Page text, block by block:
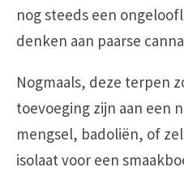
nog steeds een
denken aan paarse
Nogmaals, deze terpen
toevoeging zijn aan een
mengsel, badoliën, of
isolaat voor een